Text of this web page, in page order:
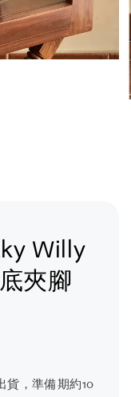
Willy
夾腳
貨，準備期約10